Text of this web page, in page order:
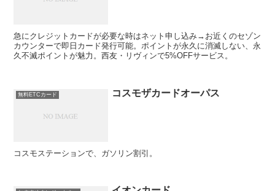
急にクレジットカードが必要な時はネット申し込み→お近くのセゾン
カウンターで即日カード発行可能。ポイントが永久に消滅しない、永
久不滅ポイントが魅力。西友・リヴィンで5%OFFサービス。
無料ETCカード コスモザカードオーパス
コスモステーションで、ガソリン割引。